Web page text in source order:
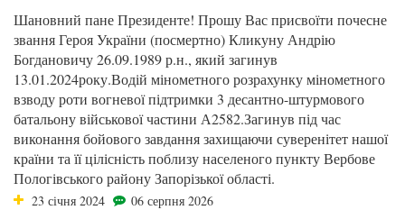
Шановний пане Президенте! Прошу Вас присвоїти почесне
звання Героя України (посмертно) Кликуну Андрію
Богдановичу 26.09.1989 р.н., який загинув
13.01.2024року.Водій мінометного розрахунку мінометного
взводу роти вогневої підтримки 3 десантно-штурмового
батальону військової частини А2582.Загинув під час
виконання бойового завдання захищаючи суверенітет нашої
країни та її цілісність поблизу населеного пункту Вербове
Пологівського району Запорізької області.
23 січня 2024 06 серпня 2026